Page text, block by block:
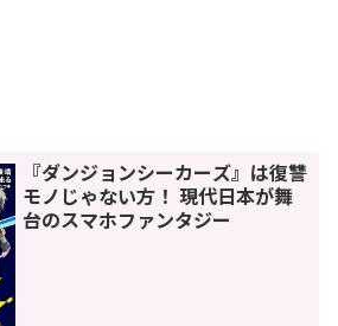
『ダンジョンシーカーズ』は復讐
モノじゃない方！ 現代日本が舞
台のスマホファンタジー